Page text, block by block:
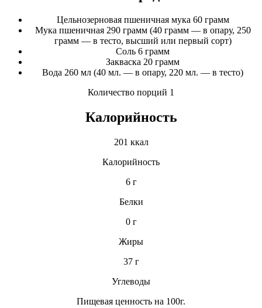
Цельнозерновая пшеничная мука 60 грамм
Мука пшеничная 290 грамм (40 грамм — в опару, 250
грамм — в тесто, высший или первый сорт)
Соль 6 грамм
Закваска 20 грамм
Вода 260 мл (40 мл. — в опару, 220 мл. — в тесто)
Количество порций 1
Калорийность
201 ккал
Калорийность
6 г
Белки
0 г
Жиры
37 г
Углеводы
Пищевая ценность на 100г.